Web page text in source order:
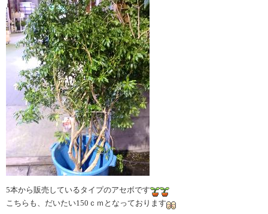
5本から販売しているタイプのアセボです
こちらも、だいたい150ｃｍとなっております